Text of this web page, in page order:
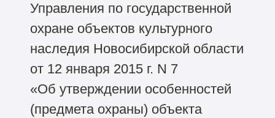
Управления по государственной
охране объектов культурного
наследия Новосибирской области
от 12 января 2015 г. N 7
«Об утверждении особенностей
(предмета охраны) объекта